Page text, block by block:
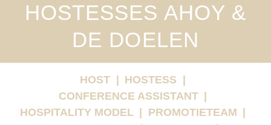
HOSTESSES AHOY &
DE DOELEN
HOST
HOSTESS
CONFERENCE ASSISTANT
HOSPITALITY MODEL
PROMOTIETEAM